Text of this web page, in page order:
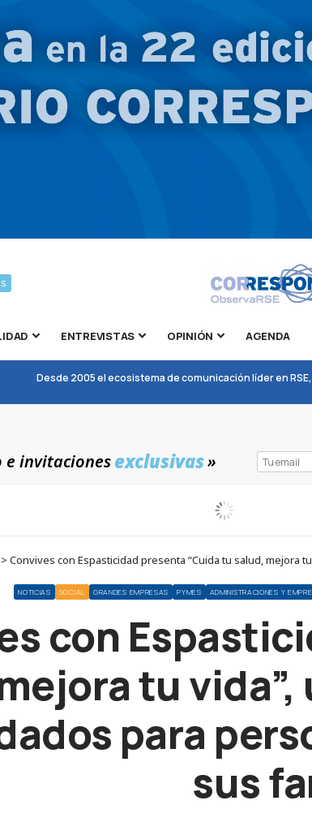
ENTREVISTAS OPINIÓN AGENDA
Desde 2005 el ecosistema de comunicación líder en
e invitacionesexclusivas»
Convives con Espasticidad presenta “Cuida tu salud,
NOTICIAS SOCIAL GRANDES EMPRESAS PYMES ADMINISTRACIONES Y
con
tu
para
sus